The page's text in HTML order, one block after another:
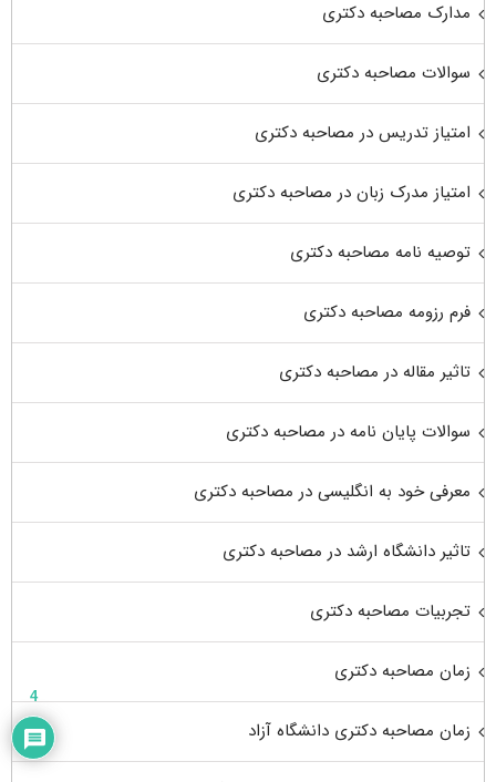
مدارک مصاحبه دکتری
سوالات مصاحبه دکتری
امتیاز تدریس در مصاحبه دکتری
امتیاز مدرک زبان در مصاحبه دکتری
توصیه نامه مصاحبه دکتری
فرم رزومه مصاحبه دکتری
تاثیر مقاله در مصاحبه دکتری
سوالات پایان نامه در مصاحبه دکتری
معرفی خود به انگلیسی در مصاحبه دکتری
تاثیر دانشگاه ارشد در مصاحبه دکتری
تجربیات مصاحبه دکتری
زمان مصاحبه دکتری
زمان مصاحبه دکتری دانشگاه آزاد
4